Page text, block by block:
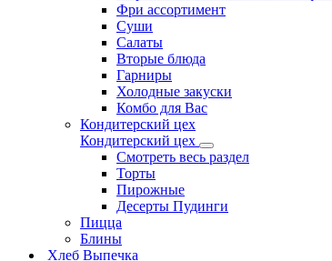
Фри ассортимент
Суши
Салаты
Вторые блюда
Гарниры
Холодные закуски
Комбо для Вас
Кондитерский цех
Кондитерский цех
Смотреть весь раздел
Торты
Пирожные
Десерты Пудинги
Пицца
Блины
Хлеб Выпечка